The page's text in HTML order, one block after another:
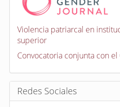
o
a
t
o
r
a
s
Violencia patriarcal en
superior
Convocatoria conjunta con
Redes Sociales